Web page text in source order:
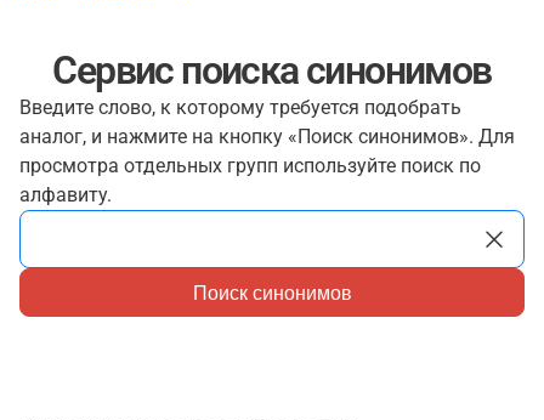
Сервис поиска синонимов
Введите слово, к которому требуется подобрать
аналог, и нажмите на кнопку «Поиск синонимов». Для
просмотра отдельных групп используйте поиск по
алфавиту.
Поиск синонимов